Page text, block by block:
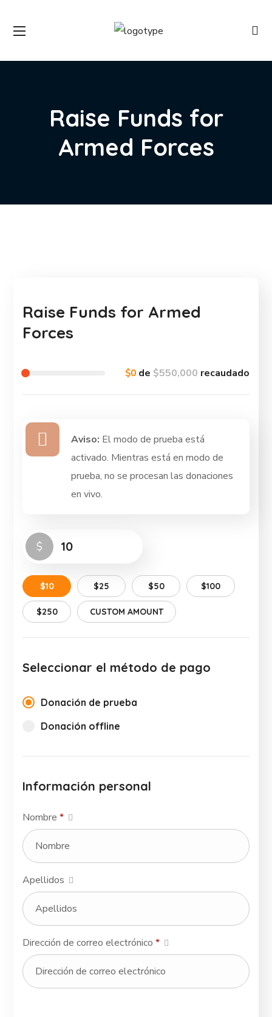
Raise Funds for
Armed Forces
Raise Funds for Armed
Forces
$0de $550,000 recaudado
Aviso: El modo de prueba está
activado. Mientras está en modo de
prueba, no se procesan las donaciones
en vivo.
$
$10 $25 $50 $100
$250 CUSTOM AMOUNT
Seleccionar el método de pago
Donación de prueba
Donación offline
Información personal
Nombre*
Apellidos
Dirección de correo electrónico*